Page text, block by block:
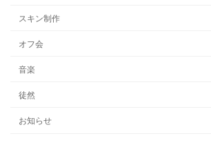
スキン制作
オフ会
音楽
徒然
お知らせ